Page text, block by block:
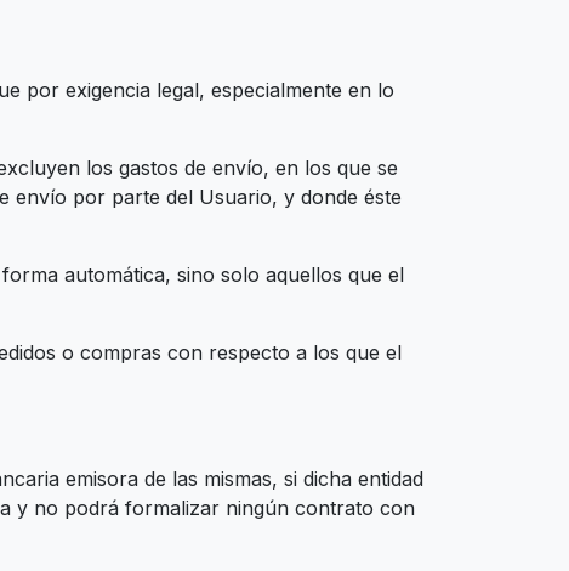
por exigencia legal, especialmente en lo
los gastos de envío, en los que se
envío por parte del Usuario, y donde éste
automática, sino solo aquellos que el
o compras con respecto a los que el
emisora de las mismas, si dicha entidad
y no podrá formalizar ningún contrato con